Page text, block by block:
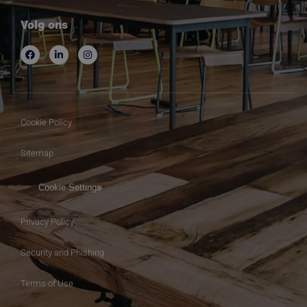
Volg ons
Cookie Policy
Sitemap
Cookie Settings
Privacy Policy
Security and Phishing
Terms of Use